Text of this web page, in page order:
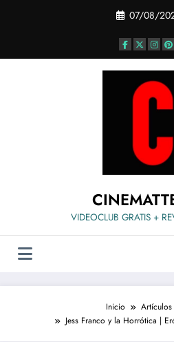
07/08/
VIDEOCLUB GRATIS +
Inicio
Jess Franco y la Horrótica |